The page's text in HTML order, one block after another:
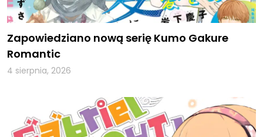
Zapowiedziano nową serię Kumo Gakure
Romantic
4 sierpnia, 2026